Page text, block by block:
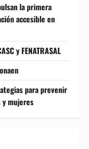
la primera
accesible en
y FENATRASAL
para prevenir
y mujeres